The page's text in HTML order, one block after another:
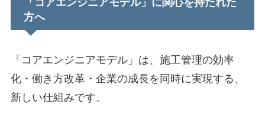
方へ
「コアエンジニアモデル」は、施工管理の効率
化・働き方改革・企業の成長を同時に実現する、
新しい仕組みです。